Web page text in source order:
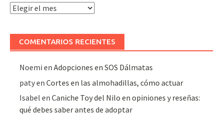
Archivo
artículos
COMENTARIOS RECIENTES
Noemi enAdopciones en SOS Dálmatas
patyenCortes en las almohadillas, cómo actuar
Isabel enCaniche Toy del Nilo en opiniones y reseñas:
qué debes saber antes de adoptar